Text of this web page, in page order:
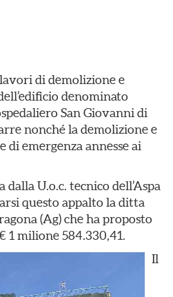
di demolizione e
denominato
San Giovanni di
nonché la demolizione e
di emergenza annesse ai
dalla U.o.c. tecnico dell’Aspa
questo appalto la ditta
(Ag) che ha proposto
1 milione 584.330,41.
Il